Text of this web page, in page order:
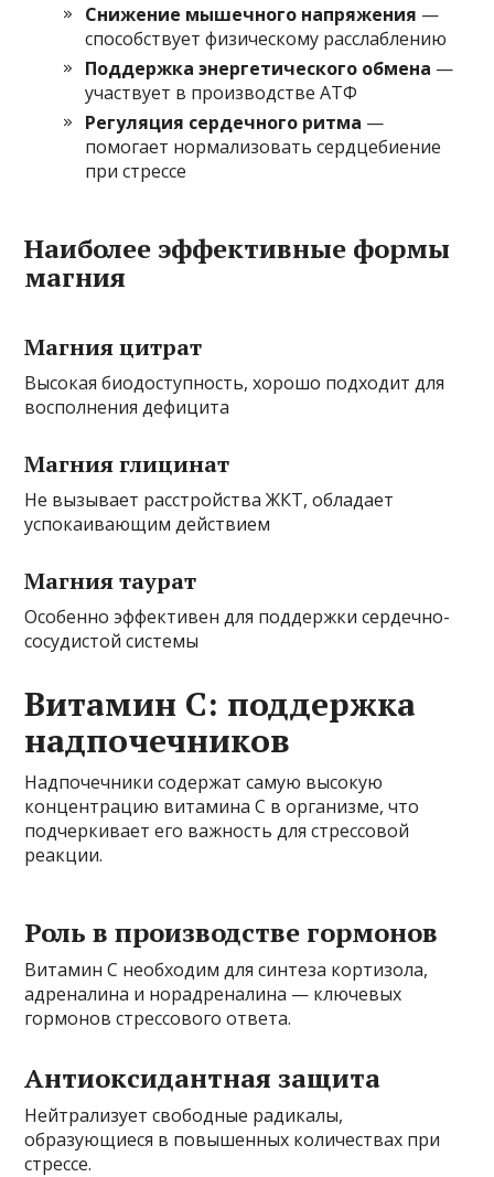
Снижение мышечного напряжения —
способствует физическому расслаблению
Поддержка энергетического обмена —
участвует в производстве АТФ
Регуляция сердечного ритма —
помогает нормализовать сердцебиение
при стрессе
Наиболее эффективные формы
магния
Магния цитрат
Высокая биодоступность, хорошо подходит для
восполнения дефицита
Магния глицинат
Не вызывает расстройства ЖКТ, обладает
успокаивающим действием
Магния таурат
Особенно эффективен для поддержки сердечно-
сосудистой системы
Витамин C: поддержка
надпочечников
Надпочечники содержат самую высокую
концентрацию витамина C в организме, что
подчеркивает его важность для стрессовой
реакции.
Роль в производстве гормонов
Витамин C необходим для синтеза кортизола,
адреналина и норадреналина — ключевых
гормонов стрессового ответа.
Антиоксидантная защита
Нейтрализует свободные радикалы,
образующиеся в повышенных количествах при
стрессе.